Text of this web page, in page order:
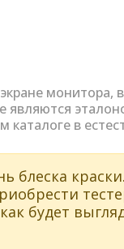
монитора,
являются
каталоге в
блеска
будет